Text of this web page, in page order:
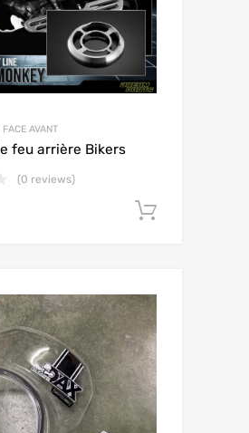
FACE AVANT
feu arrière Bikers
(0 reviews)